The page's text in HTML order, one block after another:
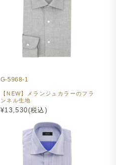
G-5968-1
【NEW】メランジュカラーのフラ
ンネル生地
¥13,530(税込)